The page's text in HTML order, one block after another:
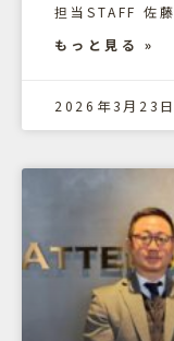
担当STAFF 佐藤
もっと見る »
2026年3月23日